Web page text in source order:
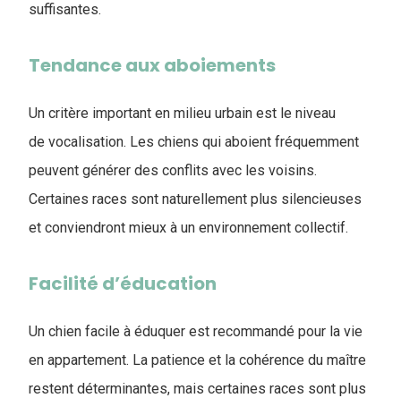
suffisantes.
Tendance aux aboiements
Un critère important en milieu urbain est le niveau
de vocalisation. Les chiens qui aboient fréquemment
peuvent générer des conflits avec les voisins.
Certaines races sont naturellement plus silencieuses
et conviendront mieux à un environnement collectif.
Facilité d’éducation
Un chien facile à éduquer est recommandé pour la vie
en appartement. La patience et la cohérence du maître
restent déterminantes, mais certaines races sont plus